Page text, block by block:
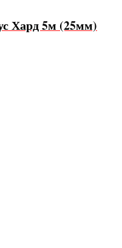
Хард 5м (25мм)